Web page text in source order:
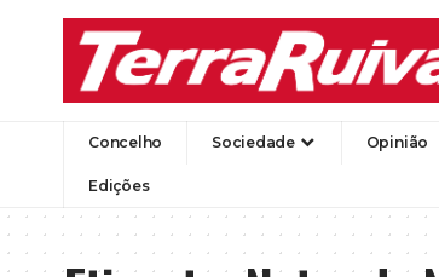
Concelho Sociedade Opinião
Edições